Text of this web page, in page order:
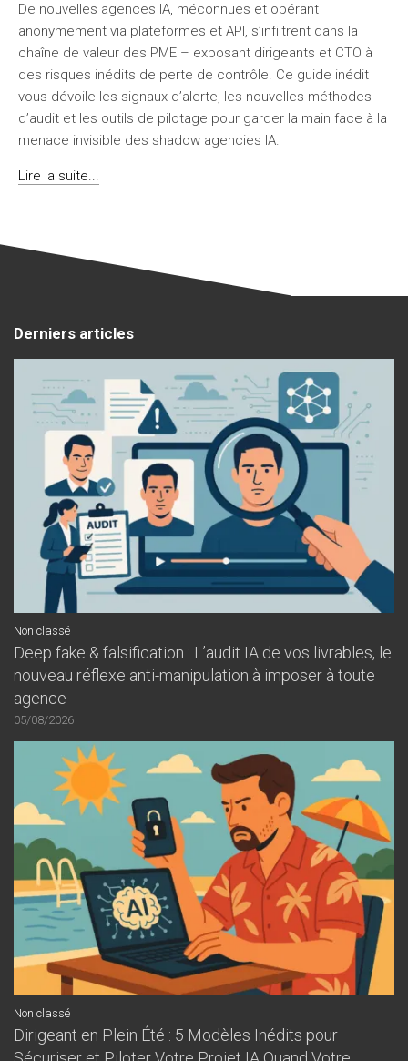
De nouvelles agences IA, méconnues et opérant
anonymement via plateformes et API, s’infiltrent dans la
chaîne de valeur des PME – exposant dirigeants et CTO à
des risques inédits de perte de contrôle. Ce guide inédit
vous dévoile les signaux d’alerte, les nouvelles méthodes
d’audit et les outils de pilotage pour garder la main face à la
menace invisible des shadow agencies IA.
Lire la suite...
Derniers articles
Non classé
Deep fake & falsification : L’audit IA de vos livrables, le
nouveau réflexe anti-manipulation à imposer à toute
agence
05/08/2026
Non classé
Dirigeant en Plein Été : 5 Modèles Inédits pour